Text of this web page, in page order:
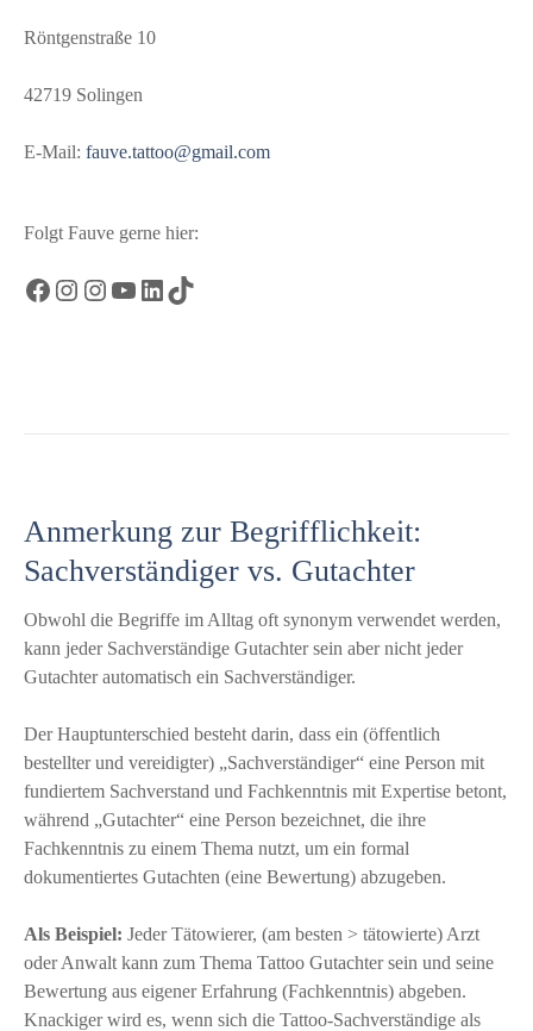
Röntgenstraße 10
42719 Solingen
E-Mail: fauve.tattoo@gmail.com
Folgt Fauve gerne hier:
Facebook Instagram Instagram YouTube LinkedIn TikTok
Anmerkung zur Begrifflichkeit:
Sachverständiger vs. Gutachter
Obwohl die Begriffe im Alltag oft synonym verwendet werden,
kann jeder Sachverständige Gutachter sein aber nicht jeder
Gutachter automatisch ein Sachverständiger.
Der Hauptunterschied besteht darin, dass ein (öffentlich
bestellter und vereidigter) „Sachverständiger“ eine Person mit
fundiertem Sachverstand und Fachkenntnis mit Expertise betont,
während „Gutachter“ eine Person bezeichnet, die ihre
Fachkenntnis zu einem Thema nutzt, um ein formal
dokumentiertes Gutachten (eine Bewertung) abzugeben.
Als Beispiel: Jeder Tätowierer, (am besten > tätowierte) Arzt
oder Anwalt kann zum Thema Tattoo Gutachter sein und seine
Bewertung aus eigener Erfahrung (Fachkenntnis) abgeben.
Knackiger wird es, wenn sich die Tattoo-Sachverständige als